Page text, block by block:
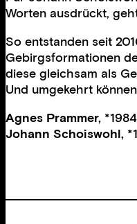
Worten ausdrückt,
So entstanden seit
Gebirgsformationen
diese gleichsam als
Und umgekehrt
Agnes Prammer,
Johann Schoiswohl,